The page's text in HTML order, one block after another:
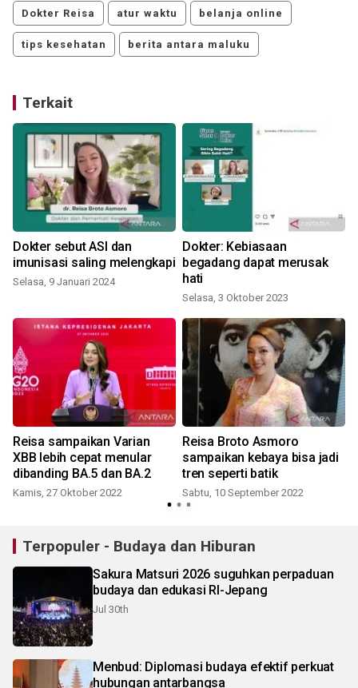
Dokter Reisa atur waktu belanja online
tips kesehatan berita antara maluku
Terkait
Dokter sebut ASI dan
imunisasi saling melengkapi
Selasa, 9 Januari 2024
Dokter: Kebiasaan
begadang dapat merusak
hati
Selasa, 3 Oktober 2023
Reisa sampaikan Varian
XBB lebih cepat menular
dibanding BA.5 dan BA.2
Kamis, 27 Oktober 2022
Reisa Broto Asmoro
sampaikan kebaya bisa jadi
tren seperti batik
Sabtu, 10 September 2022
Terpopuler - Budaya dan Hiburan
Sakura Matsuri 2026 suguhkan perpaduan
budaya dan edukasi RI-Jepang
Jul 30th
Menbud: Diplomasi budaya efektif perkuat
hubungan antarbangsa